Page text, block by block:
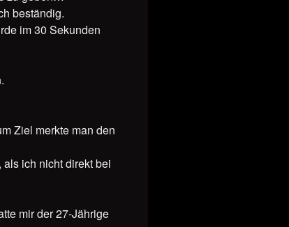
beständig.
im 30 Sekunden
Ziel merkte man den
ich nicht direkt bei
mir der 27-Jährige